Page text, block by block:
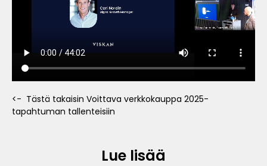
<- Tästä takaisin Voittava verkkokauppa 2025-
tapahtuman tallenteisiin
Lue lisää